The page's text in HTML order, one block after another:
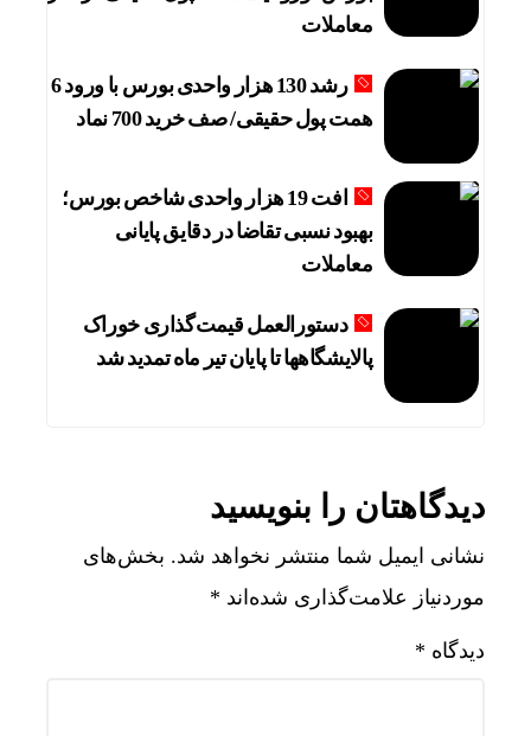
معاملات
رشد 130 هزار واحدی بورس با ورود 6
همت پول حقیقی/ صف خرید 700 نماد
افت 19 هزار واحدی شاخص بورس؛
بهبود نسبی تقاضا در دقایق پایانی
معاملات
دستورالعمل قیمت‌گذاری خوراک
پالایشگاهها تا پایان تیر ماه تمدید شد
دیدگاهتان را بنویسید
نشانی ایمیل شما منتشر نخواهد شد. بخش‌های
موردنیاز علامت‌گذاری شده‌اند *
دیدگاه *